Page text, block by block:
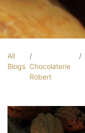
All
Blogs Chocolaterie
Robert